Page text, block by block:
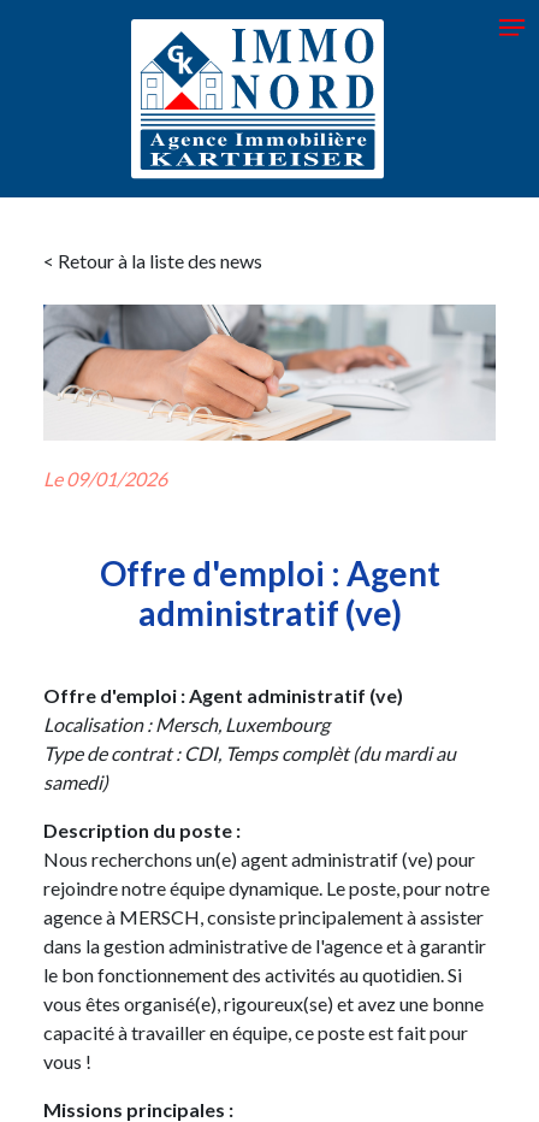
< Retour à la liste des news
Le 09/01/2026
Offre d'emploi : Agent
administratif (ve)
Offre d'emploi : Agent administratif (ve)
Localisation : Mersch, Luxembourg
Type de contrat : CDI, Temps complèt (du mardi au
samedi)
Description du poste :
Nous recherchons un(e) agent administratif (ve) pour
rejoindre notre équipe dynamique. Le poste, pour notre
agence à MERSCH, consiste principalement à assister
dans la gestion administrative de l'agence et à garantir
le bon fonctionnement des activités au quotidien. Si
vous êtes organisé(e), rigoureux(se) et avez une bonne
capacité à travailler en équipe, ce poste est fait pour
vous !
Missions principales :